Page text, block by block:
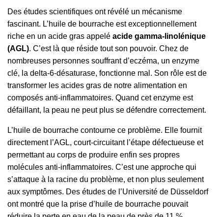
Des études scientifiques ont révélé un mécanisme
fascinant. L’huile de bourrache est exceptionnellement
riche en un acide gras appelé acide gamma-linolénique
(AGL). C’est là que réside tout son pouvoir. Chez de
nombreuses personnes souffrant d’eczéma, un enzyme
clé, la delta-6-désaturase, fonctionne mal. Son rôle est de
transformer les acides gras de notre alimentation en
composés anti-inflammatoires. Quand cet enzyme est
défaillant, la peau ne peut plus se défendre correctement.
L’huile de bourrache contourne ce problème. Elle fournit
directement l’AGL, court-circuitant l’étape défectueuse et
permettant au corps de produire enfin ses propres
molécules anti-inflammatoires. C’est une approche qui
s’attaque à la racine du problème, et non plus seulement
aux symptômes. Des études de l’Université de Düsseldorf
ont montré que la prise d’huile de bourrache pouvait